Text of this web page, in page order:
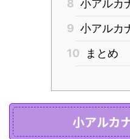
8 小アルカ
9 小アルカ
10
まとめ
小アルカ